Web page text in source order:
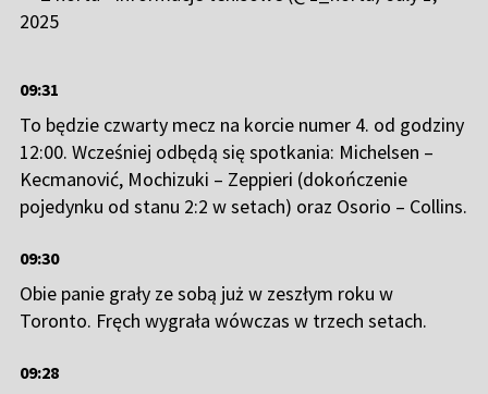
2025
09:31
To będzie czwarty mecz na korcie numer 4. od godziny
12:00. Wcześniej odbędą się spotkania: Michelsen –
Kecmanović, Mochizuki – Zeppieri (dokończenie
pojedynku od stanu 2:2 w setach) oraz Osorio – Collins.
09:30
Obie panie grały ze sobą już w zeszłym roku w
Toronto. Fręch wygrała wówczas w trzech setach.
09:28